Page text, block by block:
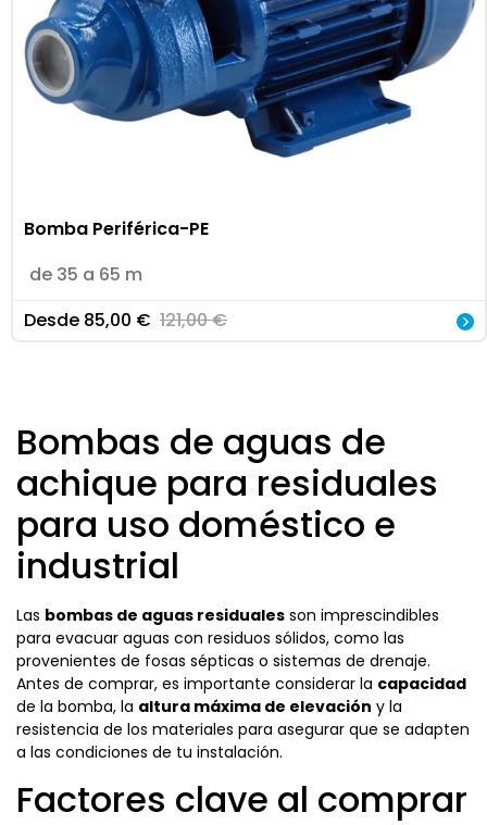
Bomba Periférica-PE
de 35 a 65 m
Desde 85,00 € 121,00€
Bombas de aguas de
achique para residuales
para uso doméstico e
industrial
Las bombas de aguas residuales son imprescindibles
para evacuar aguas con residuos sólidos, como las
provenientes de fosas sépticas o sistemas de drenaje.
Antes de comprar, es importante considerar la capacidad
de la bomba, la altura máxima de elevación y la
resistencia de los materiales para asegurar que se adapten
a las condiciones de tu instalación.
Factores clave al comprar